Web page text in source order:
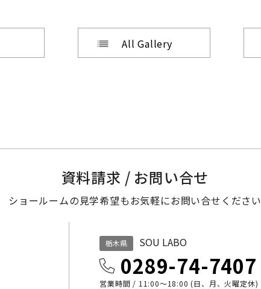
All Gallery
資料請求 / お問い合せ
ショールームの見学希望もお気軽にお問い合せください
栃木県 SOU LABO
0289-74-7407
営業時間 / 11:00～18:00 (日、月、火曜定休)